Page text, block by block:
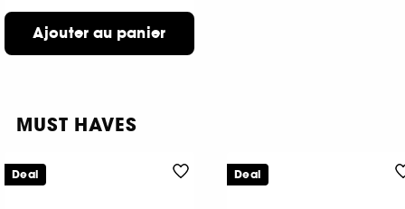
Ajouter au panier
MUST HAVES
Deal Deal